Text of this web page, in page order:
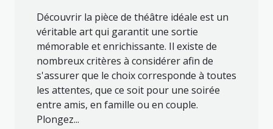
Découvrir la pièce de théâtre idéale est un
véritable art qui garantit une sortie
mémorable et enrichissante. Il existe de
nombreux critères à considérer afin de
s'assurer que le choix corresponde à toutes
les attentes, que ce soit pour une soirée
entre amis, en famille ou en couple.
Plongez...